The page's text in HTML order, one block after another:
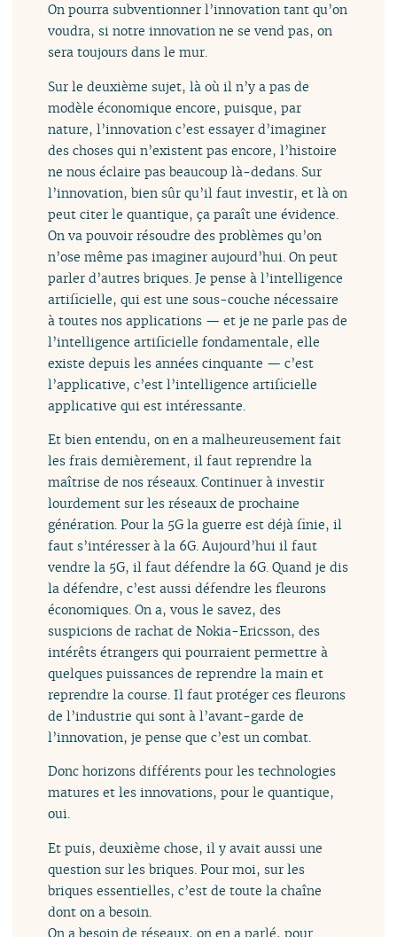
On pourra subventionner l’innovation tant qu’on
voudra, si notre innovation ne se vend pas, on
sera toujours dans le mur.
Sur le deuxième sujet, là où il n’y a pas de
modèle économique encore, puisque, par
nature, l’innovation c’est essayer d’imaginer
des choses qui n’existent pas encore, l’histoire
ne nous éclaire pas beaucoup là-dedans. Sur
l’innovation, bien sûr qu’il faut investir, et là on
peut citer le quantique, ça paraît une évidence.
On va pouvoir résoudre des problèmes qu’on
n’ose même pas imaginer aujourd’hui. On peut
parler d’autres briques. Je pense à l’intelligence
artificielle, qui est une sous-couche nécessaire
à toutes nos applications — et je ne parle pas de
l’intelligence artificielle fondamentale, elle
existe depuis les années cinquante — c’est
l’applicative, c’est l’intelligence artificielle
applicative qui est intéressante.
Et bien entendu, on en a malheureusement fait
les frais dernièrement, il faut reprendre la
maîtrise de nos réseaux. Continuer à investir
lourdement sur les réseaux de prochaine
génération. Pour la 5G la guerre est déjà finie, il
faut s’intéresser à la 6G. Aujourd’hui il faut
vendre la 5G, il faut défendre la 6G. Quand je dis
la défendre, c’est aussi défendre les fleurons
économiques. On a, vous le savez, des
suspicions de rachat de Nokia-Ericsson, des
intérêts étrangers qui pourraient permettre à
quelques puissances de reprendre la main et
reprendre la course. Il faut protéger ces fleurons
de l’industrie qui sont à l’avant-garde de
l’innovation, je pense que c’est un combat.
Donc horizons différents pour les technologies
matures et les innovations, pour le quantique,
oui.
Et puis, deuxième chose, il y avait aussi une
question sur les briques. Pour moi, sur les
briques essentielles, c’est de toute la chaîne
dont on a besoin.
On a besoin de réseaux, on en a parlé, pour